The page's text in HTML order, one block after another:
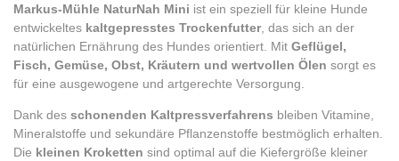
Markus-Mühle NaturNah Mini ist ein speziell für kleine Hunde
entwickeltes kaltgepresstes Trockenfutter, das sich an der
natürlichen Ernährung des Hundes orientiert. Mit Geflügel,
Fisch, Gemüse, Obst, Kräutern und wertvollen Ölen sorgt es
für eine ausgewogene und artgerechte Versorgung.
Dank des schonenden Kaltpressverfahrens bleiben Vitamine,
Mineralstoffe und sekundäre Pflanzenstoffe bestmöglich erhalten.
Die kleinen Kroketten sind optimal auf die Kiefergröße kleiner